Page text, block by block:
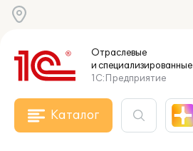
Отраслевые
и специализированные
1С:Предприятие
Каталог